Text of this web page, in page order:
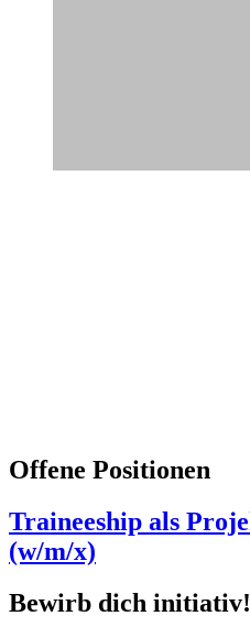
Offene Positionen
Traineeship als
(w/m/x)
Bewirb dich initiativ!